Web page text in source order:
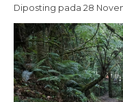
Diposting pada 28